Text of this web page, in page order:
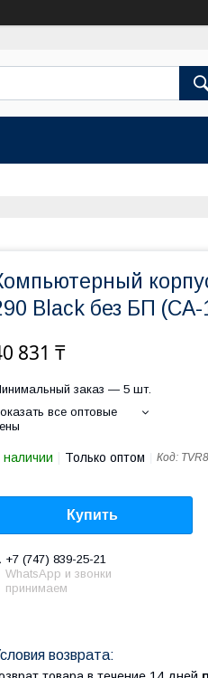
Black без БП
831 ₸
заказ — 5 шт.
все оптовые
наличии Только оптом Код:
Купить
+7 (747) 839-25-21
WhatsApp и звонки
принимаем